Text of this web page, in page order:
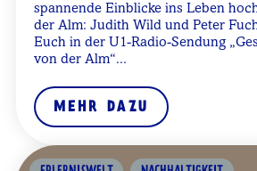
spannende Einblicke ins Leben
der Alm: Judith Wild und Peter
Euch in der U1-Radio-Sendung
von der Alm“...
MEHR DAZU